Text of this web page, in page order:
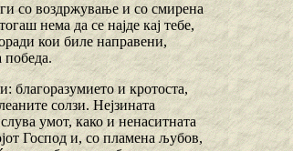
со воздржување и со смирена
нема да се најде кај тебе,
кои биле направени,
победа.
благоразумието и кротоста,
солзи. Нејзината
умот, како и ненаситната
Господ и, со пламена љубов,